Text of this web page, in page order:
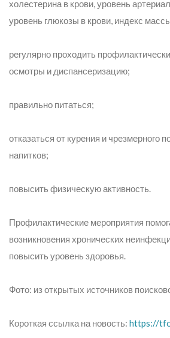
холестерина в крови, уровень
уровень глюкозы в крови, индекс
регулярно проходить
осмотры и диспансеризацию;
правильно питаться;
отказаться от курения и чрезмерного
напитков;
повысить физическую активность.
Профилактические мероприятия
возникновения хронических
повысить уровень здоровья.
Фото: из открытых источников
Короткая ссылка на новость: https://